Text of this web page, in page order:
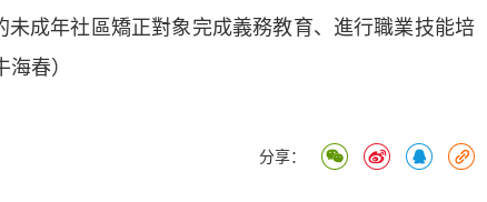
成年社區矯正對象完成義務教育、進行職業技能培
春）
分享：